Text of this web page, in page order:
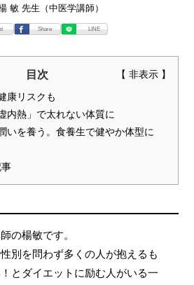
敏 先生（中医学講師）
Share LINE
目次
康リスクも
内熱」で太れない体質に
いを養う。食養生で健やか体型に
の楊敏です。
別を問わず多くの人が抱えるも
とダイエットに励む人がいる一